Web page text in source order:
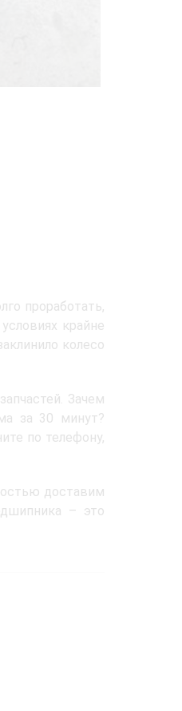
проработать,
крайне
колесо
Зачем
за 30 минут?
по телефону,
доставим
– это